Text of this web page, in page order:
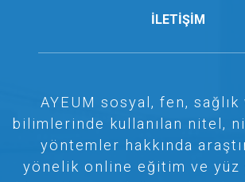
İLETİŞİM
AYEUM sosyal, fen,
bilimlerinde kullanılan nitel,
yöntemler hakkında
yönelik online eğitim ve yüz